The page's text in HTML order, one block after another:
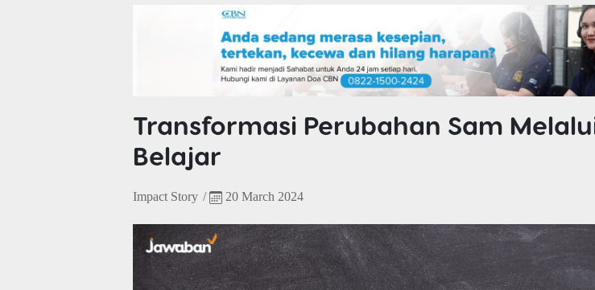
Transformasi Perubahan Sam
Belajar
Impact Story / 20 March 2024